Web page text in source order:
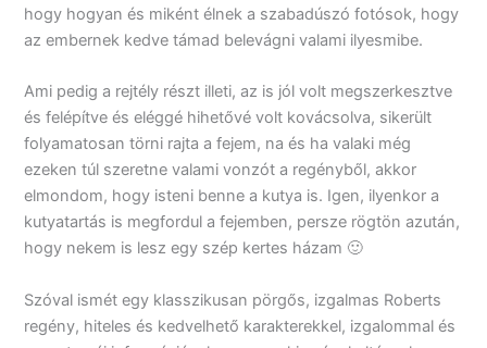
hogy hogyan és miként élnek a szabadúszó fotósok, hogy
az embernek kedve támad belevágni valami ilyesmibe.
Ami pedig a rejtély részt illeti, az is jól volt megszerkesztve
és felépítve és eléggé hihetővé volt kovácsolva, sikerült
folyamatosan törni rajta a fejem, na és ha valaki még
ezeken túl szeretne valami vonzót a regényből, akkor
elmondom, hogy isteni benne a kutya is. Igen, ilyenkor a
kutyatartás is megfordul a fejemben, persze rögtön azután,
hogy nekem is lesz egy szép kertes házam 🙂
Szóval ismét egy klasszikusan pörgős, izgalmas Roberts
regény, hiteles és kedvelhető karakterekkel, izgalommal és